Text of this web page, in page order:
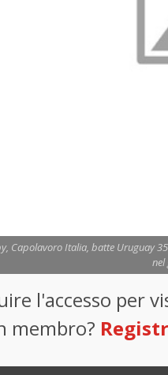
Capolavoro Italia, batte Uruguay
nel
l'accesso per
membro?